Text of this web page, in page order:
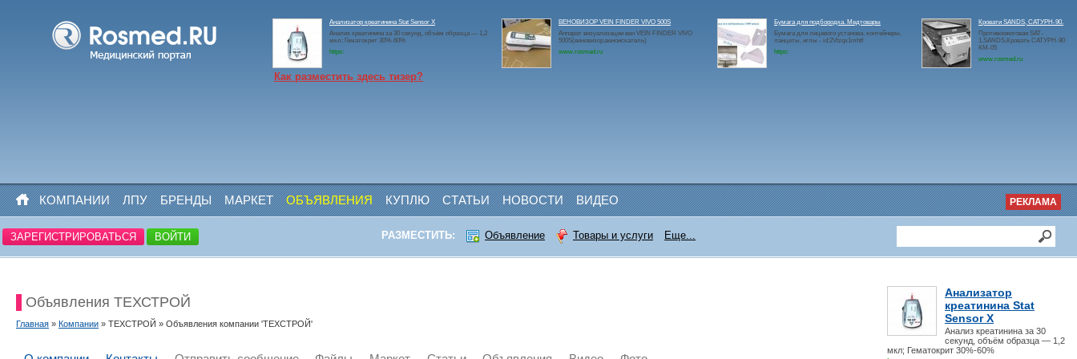
Анализатор креатинина Stat Sensor X
Анализ креатинина за 30 секунд, объём образца — 1,2
мкл; Гематокрит 30%-60%
https:
ВЕНОВИЗОР VEIN FINDER VIVO 500S
Аппарат визуализации вен VEIN FINDER VIVO
500S(веновизор,веноискатель)
www.rosmed.ru
Бумага для подбородка. Медтовары
Бумага для лицевого установа, контейнеры,
ланцеты, иглы - id:2Vtzqx1mhtf
https:
Кровати SANDS, САТУРН-90.
Противоожоговая SAT-
1,SANDS,Кровать САТУРН-90
КМ-05
www.rosmed.ru
Как разместить здесь тизер?
КОМПАНИИ ЛПУ БРЕНДЫ МАРКЕТ ОБЪЯВЛЕНИЯ КУПЛЮ СТАТЬИ НОВОСТИ ВИДЕО РЕКЛАМА
ЗАРЕГИСТРИРОВАТЬСЯ ВОЙТИ РАЗМЕСТИТЬ: Объявление Товары и услуги Еще...
Анализатор
креатинина Stat
Sensor X
Анализ креатинина за 30
секунд, объём образца — 1,2
мкл; Гематокрит 30%-60%
Объявления ТЕХСТРОЙ
Главная » Компании » ТЕХСТРОЙ » Объявления компании 'ТЕХСТРОЙ'